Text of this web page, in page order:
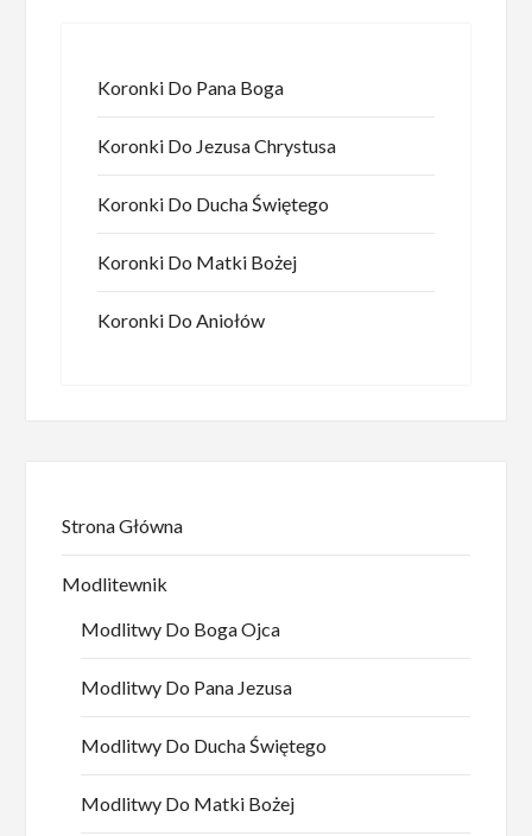
Koronki Do Pana Boga
Koronki Do Jezusa Chrystusa
Koronki Do Ducha Świętego
Koronki Do Matki Bożej
Koronki Do Aniołów
Strona Główna
Modlitewnik
Modlitwy Do Boga Ojca
Modlitwy Do Pana Jezusa
Modlitwy Do Ducha Świętego
Modlitwy Do Matki Bożej